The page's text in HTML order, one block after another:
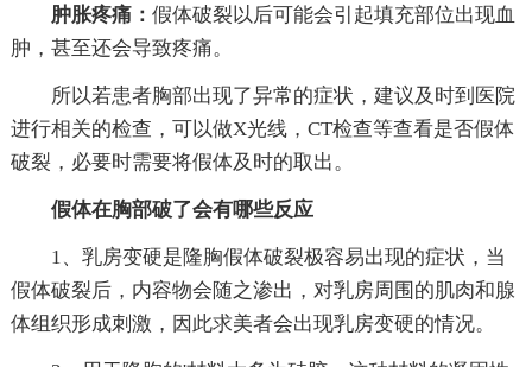
肿胀疼痛： 假体破裂以后可能会引起填充部位出现血
肿，甚至还会导致疼痛。
所以若患者胸部出现了异常的症状，建议及时到医院
进行相关的检查，可以做X光线，CT检查等查看是否假体
破裂，必要时需要将假体及时的取出。
假体在胸部破了会有哪些反应
1、乳房变硬是隆胸假体破裂极容易出现的症状，当
假体破裂后，内容物会随之渗出，对乳房周围的肌肉和腺
体组织形成刺激，因此求美者会出现乳房变硬的情况。